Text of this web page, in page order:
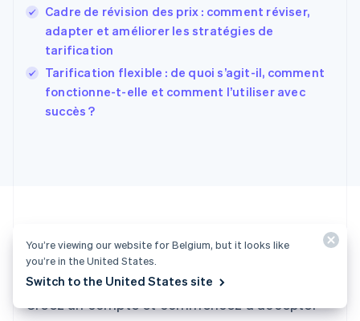
Cadre de révision des prix : comment réviser,
adapter et améliorer les stratégies de
tarification
Tarification flexible : de quoi s’agit-il, comment
fonctionne-t-elle et comment l’utiliser avec
succès ?
Envie de vous lancer ?
Créez un compte et commencez à accepter
Finlande
English Svenska
France
FrançaisEnglish
Gibraltar
English
Grèce
ItalianoEnglish
Japon
日本語English
Lettonie
You’re viewing our website for Belgium, but it looks like
you’re in the United States.
Switch to the United States site